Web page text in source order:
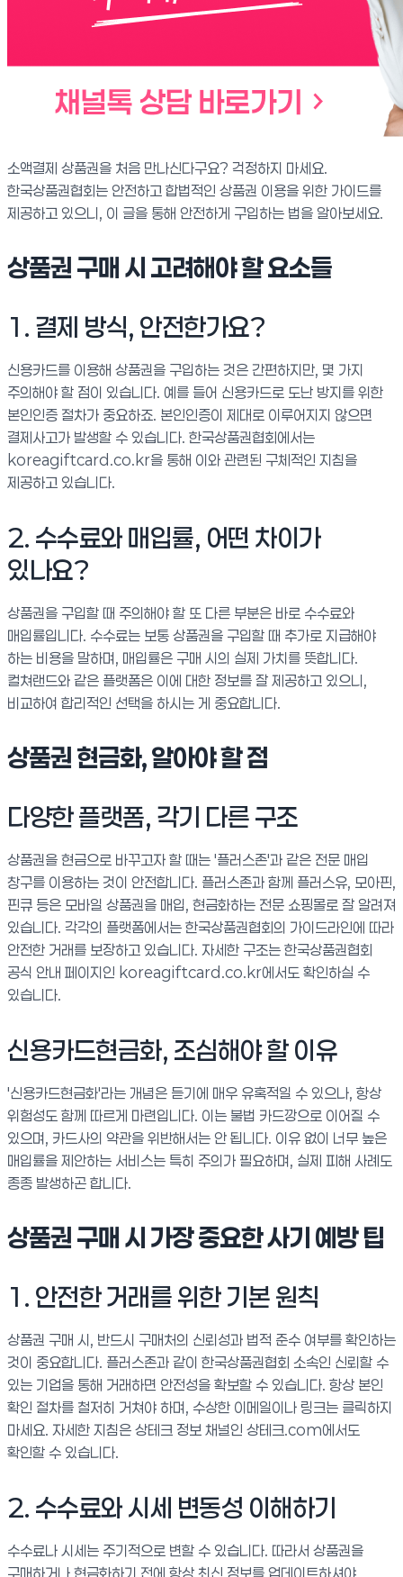
소액결제 상품권을 처음 만나신다구요? 걱정하지 마세요.
한국상품권협회는 안전하고 합법적인 상품권 이용을 위한 가이드를
제공하고 있으니, 이 글을 통해 안전하게 구입하는 법을 알아보세요.
상품권 구매 시 고려해야 할 요소들
1. 결제 방식, 안전한가요?
신용카드를 이용해 상품권을 구입하는 것은 간편하지만, 몇 가지
주의해야 할 점이 있습니다. 예를 들어 신용카드로 도난 방지를 위한
본인인증 절차가 중요하죠. 본인인증이 제대로 이루어지지 않으면
결제사고가 발생할 수 있습니다. 한국상품권협회에서는
koreagiftcard.co.kr을 통해 이와 관련된 구체적인 지침을
제공하고 있습니다.
2. 수수료와 매입률, 어떤 차이가
있나요?
상품권을 구입할 때 주의해야 할 또 다른 부분은 바로 수수료와
매입률입니다. 수수료는 보통 상품권을 구입할 때 추가로 지급해야
하는 비용을 말하며, 매입률은 구매 시의 실제 가치를 뜻합니다.
컬쳐랜드와 같은 플랫폼은 이에 대한 정보를 잘 제공하고 있으니,
비교하여 합리적인 선택을 하시는 게 중요합니다.
상품권 현금화, 알아야 할 점
다양한 플랫폼, 각기 다른 구조
상품권을 현금으로 바꾸고자 할 때는 '플러스존'과 같은 전문 매입
창구를 이용하는 것이 안전합니다. 플러스존과 함께 플러스유, 모아핀,
핀큐 등은 모바일 상품권을 매입, 현금화하는 전문 쇼핑몰로 잘 알려져
있습니다. 각각의 플랫폼에서는 한국상품권협회의 가이드라인에 따라
안전한 거래를 보장하고 있습니다. 자세한 구조는 한국상품권협회
공식 안내 페이지인 koreagiftcard.co.kr에서도 확인하실 수
있습니다.
신용카드현금화, 조심해야 할 이유
'신용카드현금화'라는 개념은 듣기에 매우 유혹적일 수 있으나, 항상
위험성도 함께 따르게 마련입니다. 이는 불법 카드깡으로 이어질 수
있으며, 카드사의 약관을 위반해서는 안 됩니다. 이유 없이 너무 높은
매입률을 제안하는 서비스는 특히 주의가 필요하며, 실제 피해 사례도
종종 발생하곤 합니다.
상품권 구매 시 가장 중요한 사기 예방 팁
1. 안전한 거래를 위한 기본 원칙
상품권 구매 시, 반드시 구매처의 신뢰성과 법적 준수 여부를 확인하는
것이 중요합니다. 플러스존과 같이 한국상품권협회 소속인 신뢰할 수
있는 기업을 통해 거래하면 안전성을 확보할 수 있습니다. 항상 본인
확인 절차를 철저히 거쳐야 하며, 수상한 이메일이나 링크는 클릭하지
마세요. 자세한 지침은 상테크 정보 채널인 상테크.com에서도
확인할 수 있습니다.
2. 수수료와 시세 변동성 이해하기
수수료나 시세는 주기적으로 변할 수 있습니다. 따라서 상품권을
구매하거나 현금화하기 전에 항상 최신 정보를 업데이트하셔야